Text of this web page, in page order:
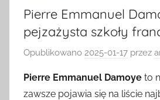
Pierre Emmanuel
pejzażysta szkoły
Opublikowano 2025-01-17 przez
Pierre Emmanuel Damoye to
zawsze pojawia się na liście